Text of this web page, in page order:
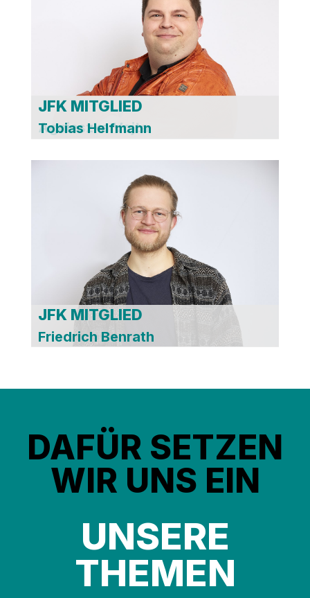
JFK MITGLIED
Agnieszka Vojta
JFK MITGLIED
Tobias Helfmann
JFK MITGLIED
Friedrich Benrath
DAFÜR SETZEN
WIR UNS EIN
UNSERE
THEMEN